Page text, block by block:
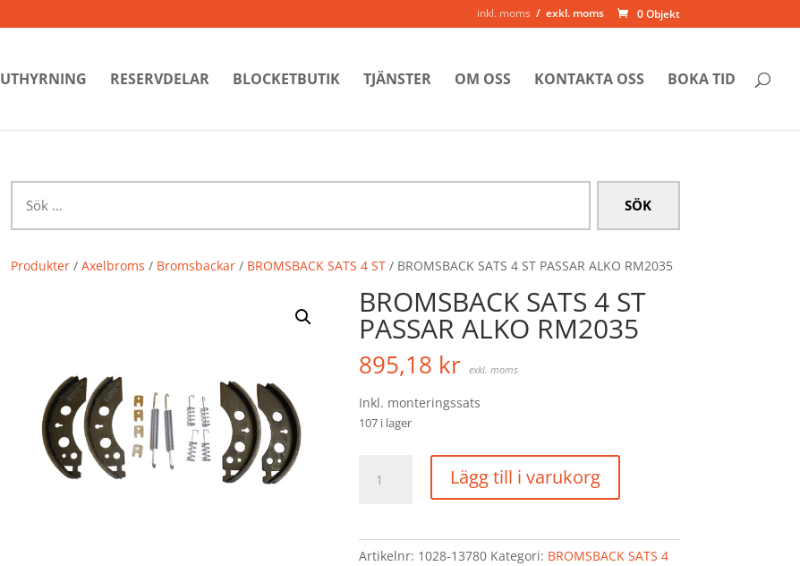
0 Objekt
inkl. moms exkl. moms
UTHYRNING RESERVDELAR BLOCKETBUTIK TJÄNSTER OM OSS KONTAKTA OSS BOKA TID
efter:
Produkter /Axelbroms / Bromsbackar / BROMSBACK SATS 4 ST / BROMSBACK SATS 4 ST PASSAR ALKO RM2035
BROMSBACK SATS 4 ST
PASSAR ALKO RM2035
895,18 kr exkl. moms
Inkl. monteringssats
107 i lager
SATS
PASSAR
Lägg till i varukorg
Artikelnr: 1028-13780 Kategori: BROMSBACK SATS 4